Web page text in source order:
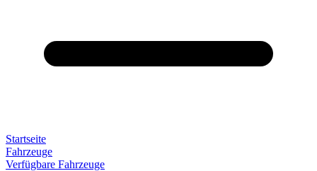
Startseite
Fahrzeuge
Verfügbare Fahrzeuge